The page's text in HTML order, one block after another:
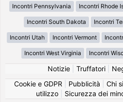
Incontri Pennsylvania Incontri Rhode
Incontri South Dakota Incontri
Incontri Utah Incontri Vermont
Incontri West Virginia Incontri
Notizie| Truffatori|
Cookie e GDPR
Pubblicità Chi
utilizzo| Sicurezza dei